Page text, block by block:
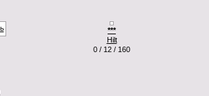
***
Hilt
0 / 12 / 160